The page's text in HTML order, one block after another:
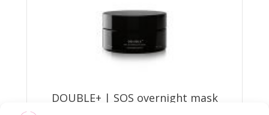
DOUBLE+ | SOS overnight mask